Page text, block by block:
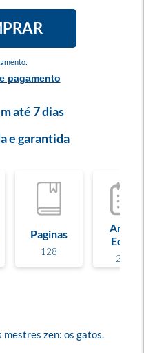
pagamento
até 7 dias
e garantida
Paginas
128
Ano de
Edição
2025
zen: os gatos.